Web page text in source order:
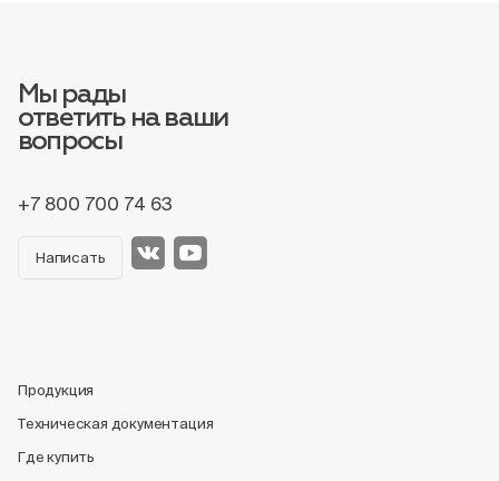
Мы рады
ответить на ваши
вопросы
+7 800 700 74 63
Написать
Продукция
Техническая документация
Где купить